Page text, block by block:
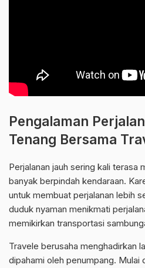
Pengalaman
Tenang Bersama
Perjalanan jauh sering kali terasa
banyak berpindah kendaraan.
untuk membuat perjalanan lebih
duduk nyaman menikmati
memikirkan transportasi
Travele berusaha menghadirkan
dipahami oleh penumpang. Mulai